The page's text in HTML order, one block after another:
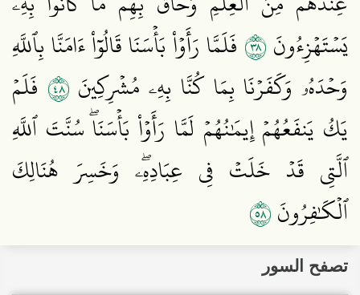
يَسۡتَهۡزِءُونَ٨٣ فَلَمَّا رَأَوۡاْ بَأۡسَنَا قَالُوٓاْ ءَامَنَّا بِٱللَّهِ
وَحۡدَهُۥ وَكَفَرۡنَا بِمَا كُنَّا بِهِۦ مُشۡرِكِينَ ٨٤ فَلَمۡ
يَكُ يَنفَعُهُمۡ إِيمَٰنُهُمۡ لَمَّا رَأَوۡاْ بَأۡسَنَاۖ سُنَّتَ ٱللَّهِ
ٱلَّتِي قَدۡ خَلَتۡ فِي عِبَادِهِۦۖ وَخَسِرَ هُنَالِكَ
ٱلۡكَٰفِرُونَ٨٥
تصفح السور